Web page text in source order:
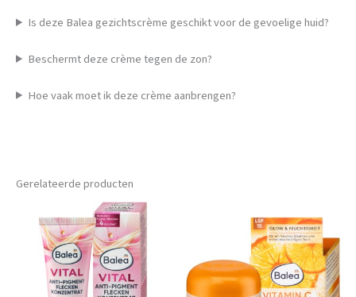
Is deze Balea gezichtscrème geschikt voor de gevoelige huid?
Beschermt deze crème tegen de zon?
Hoe vaak moet ik deze crème aanbrengen?
Gerelateerde producten